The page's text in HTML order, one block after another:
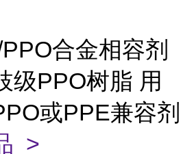
合金相容剂
级PPO树脂 用
或PPE兼容剂
>